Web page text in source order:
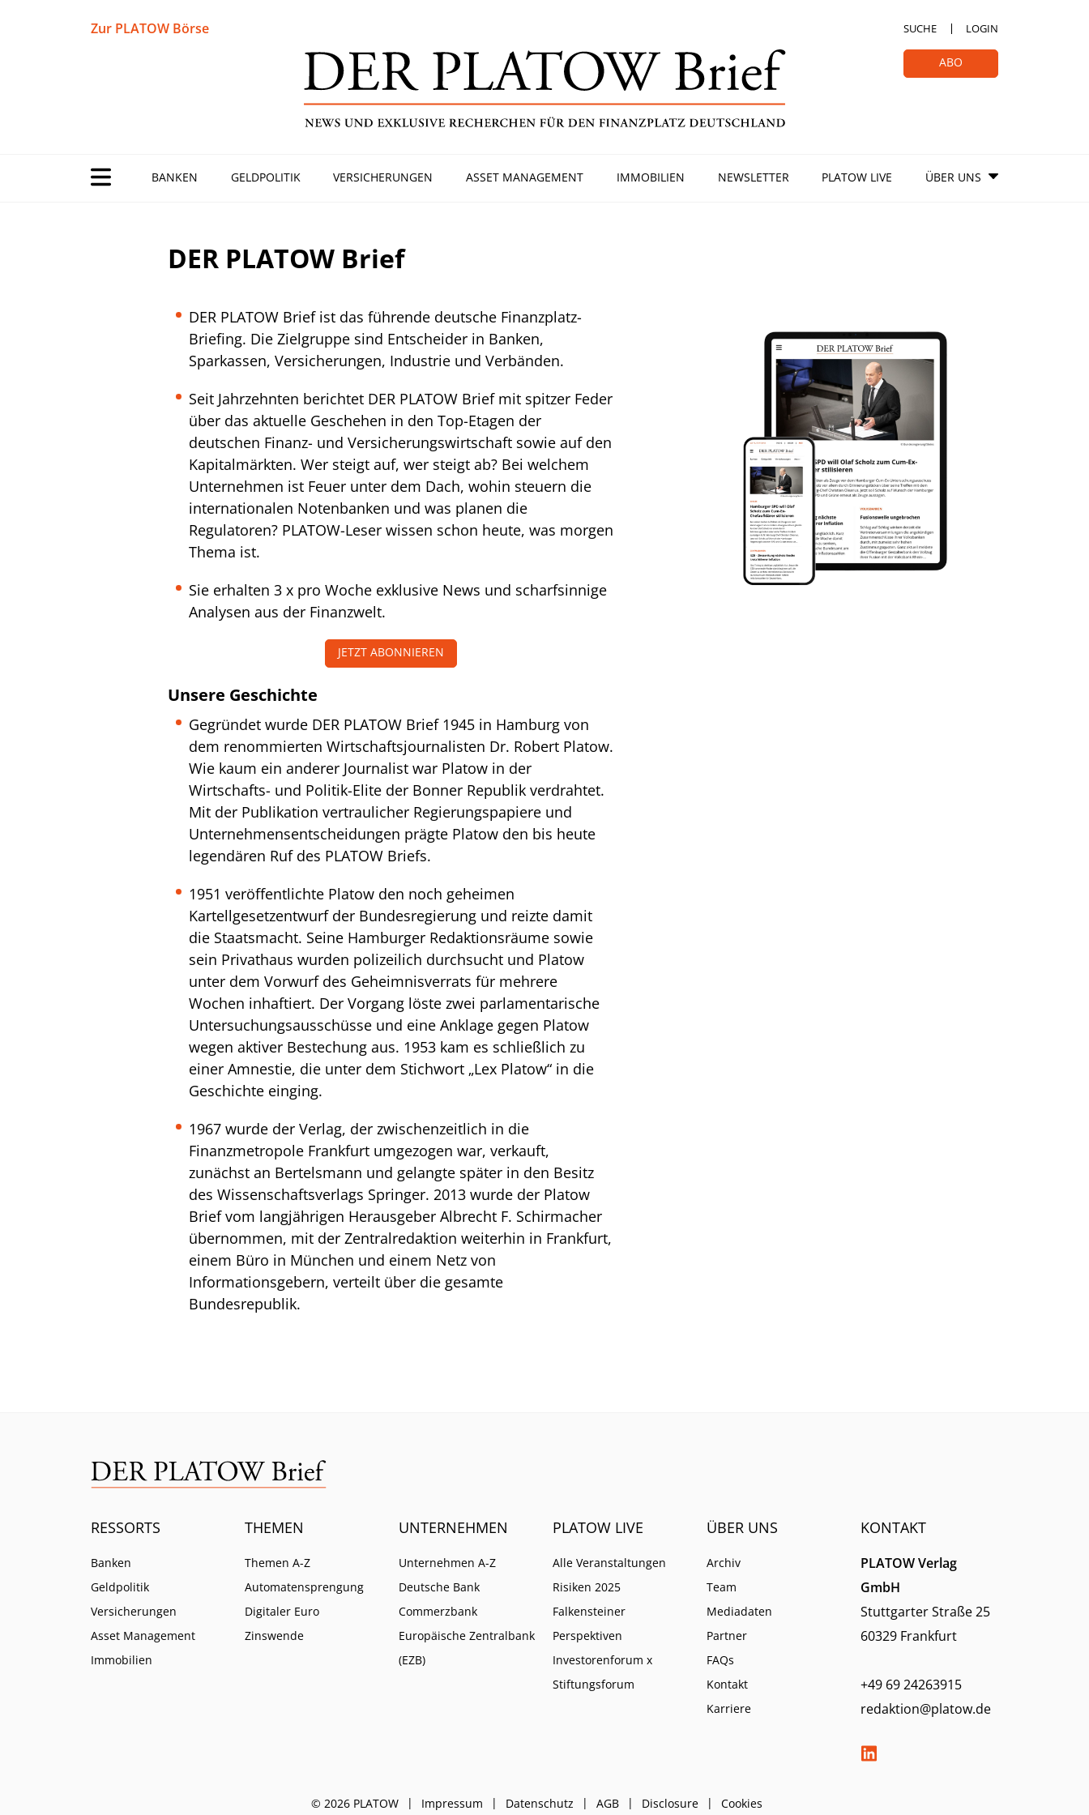
Zur PLATOW Börse SUCHE LOGIN
ABO
BANKEN GELDPOLITIK VERSICHERUNGEN ASSET MANAGEMENT IMMOBILIEN NEWSLETTER PLATOW LIVE ÜBER UNS
DER PLATOW Brief
DER PLATOW Brief ist das führende deutsche Finanzplatz-
Briefing. Die Zielgruppe sind Entscheider in Banken,
Sparkassen, Versicherungen, Industrie und Verbänden.
Seit Jahrzehnten berichtet DER PLATOW Brief mit spitzer Feder
über das aktuelle Geschehen in den Top-Etagen der
deutschen Finanz- und Versicherungswirtschaft sowie auf den
Kapitalmärkten. Wer steigt auf, wer steigt ab? Bei welchem
Unternehmen ist Feuer unter dem Dach, wohin steuern die
internationalen Notenbanken und was planen die
Regulatoren? PLATOW-Leser wissen schon heute, was morgen
Thema ist.
Sie erhalten 3 x pro Woche exklusive News und scharfsinnige
Analysen aus der Finanzwelt.
JETZT ABONNIEREN
Unsere Geschichte
Gegründet wurde DER PLATOW Brief 1945 in Hamburg von
dem renommierten Wirtschaftsjournalisten Dr. Robert Platow.
Wie kaum ein anderer Journalist war Platow in der
Wirtschafts- und Politik-Elite der Bonner Republik verdrahtet.
Mit der Publikation vertraulicher Regierungspapiere und
Unternehmensentscheidungen prägte Platow den bis heute
legendären Ruf des PLATOW Briefs.
1951 veröffentlichte Platow den noch geheimen
Kartellgesetzentwurf der Bundesregierung und reizte damit
die Staatsmacht. Seine Hamburger Redaktionsräume sowie
sein Privathaus wurden polizeilich durchsucht und Platow
unter dem Vorwurf des Geheimnisverrats für mehrere
Wochen inhaftiert. Der Vorgang löste zwei parlamentarische
Untersuchungsausschüsse und eine Anklage gegen Platow
wegen aktiver Bestechung aus. 1953 kam es schließlich zu
einer Amnestie, die unter dem Stichwort „Lex Platow“ in die
Geschichte einging.
1967 wurde der Verlag, der zwischenzeitlich in die
Finanzmetropole Frankfurt umgezogen war, verkauft,
zunächst an Bertelsmann und gelangte später in den Besitz
des Wissenschaftsverlags Springer. 2013 wurde der Platow
Brief vom langjährigen Herausgeber Albrecht F. Schirmacher
übernommen, mit der Zentralredaktion weiterhin in Frankfurt,
einem Büro in München und einem Netz von
Informationsgebern, verteilt über die gesamte
Bundesrepublik.
RESSORTS
Banken
Geldpolitik
Versicherungen
Asset Management
Immobilien
THEMEN
Themen A-Z
Automatensprengung
Digitaler Euro
Zinswende
UNTERNEHMEN
Unternehmen A-Z
Deutsche Bank
Commerzbank
Europäische Zentralbank
(EZB)
PLATOW LIVE
Alle Veranstaltungen
Risiken 2025
Falkensteiner
Perspektiven
Investorenforum x
Stiftungsforum
ÜBER UNS
Archiv
Team
Mediadaten
Partner
FAQs
Kontakt
Karriere
KONTAKT
PLATOW Verlag
GmbH
Stuttgarter Straße 25
60329 Frankfurt
+49 69 24263915
redaktion@platow.de
© 2026 PLATOW Impressum Datenschutz AGB Disclosure Cookies